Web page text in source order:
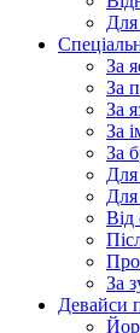
Для
За
За
За
За
За
Для
Для
Від
За
Девайси